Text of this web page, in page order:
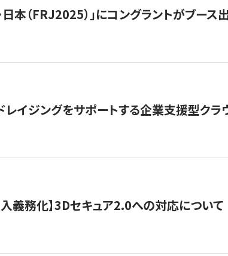
日本（FRJ2025）」にコングラントがブー
イジングをサポートする企業支援型クラ
義務化】3Dセキュア2.0への対応について